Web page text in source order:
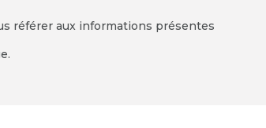
référer aux informations présentes